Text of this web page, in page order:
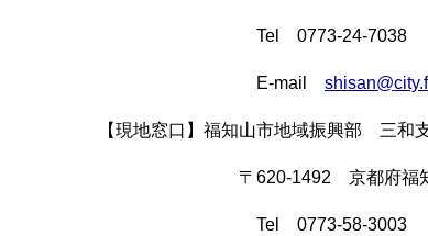
Tel 0773-24-7038
E-mail
【現地窓口】福知山市地域振興部 三和
〒620-1492 京都府福知山市三
Tel 0773-58-3003